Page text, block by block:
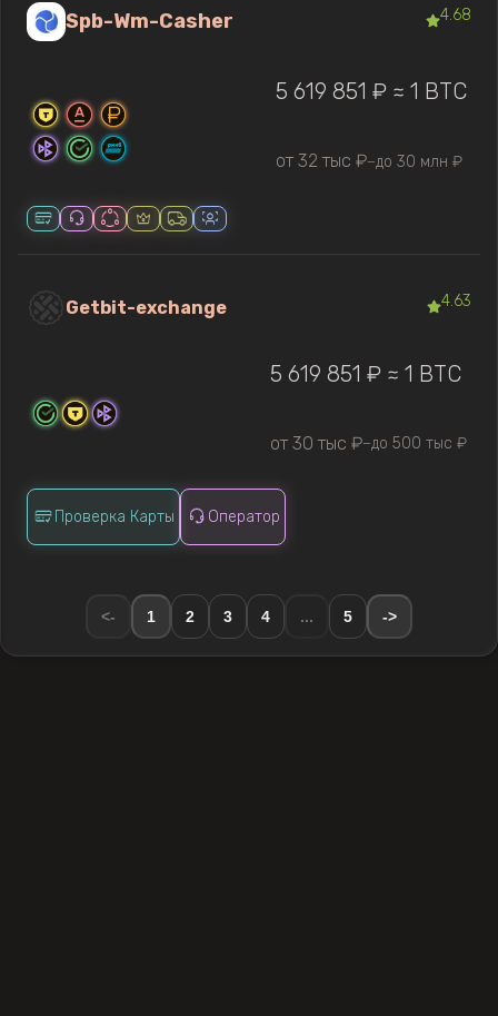
Spb-Wm-Casher 4.68
5 619 851 ₽ ≈ 1 BTC
от 32 тыс ₽—до 30 млн ₽
Getbit-exchange 4.63
5 619 851 ₽ ≈ 1 BTC
от 30 тыс ₽—до 500 тыс ₽
Проверка Карты Оператор
<- 1 2 3 4 ... 5 ->